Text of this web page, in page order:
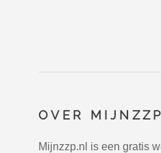
OVER
Mijnzzp.nl is een gratis